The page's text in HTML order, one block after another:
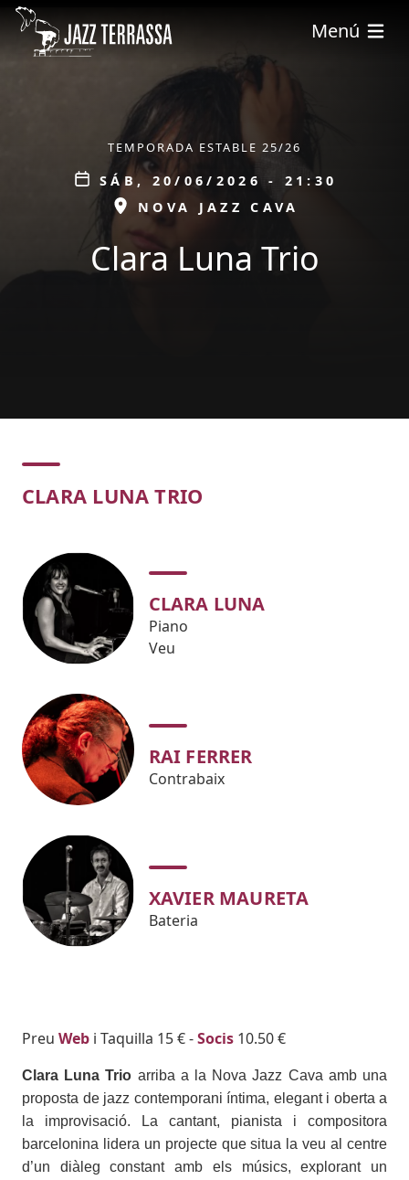
Pasar al contenido principal
Menú
TEMPORADA ESTABLE 25/26
Data
SÁB, 20/06/2026 - 21:30
ESPAI
NOVA JAZZ CAVA
Clara Luna Trio
Concert
CLARA LUNA TRIO
CLARA LUNA
Piano
Veu
RAI FERRER
Contrabaix
XAVIER MAURETA
Bateria
Body
Preu Web i Taquilla 15 € -Socis 10.50 €
Clara Luna Trio arriba a la Nova Jazz Cava amb una
proposta de jazz contemporani íntima, elegant i oberta a
la improvisació. La cantant, pianista i compositora
barcelonina lidera un projecte que situa la veu al centre
d’un diàleg constant amb els músics, explorant un